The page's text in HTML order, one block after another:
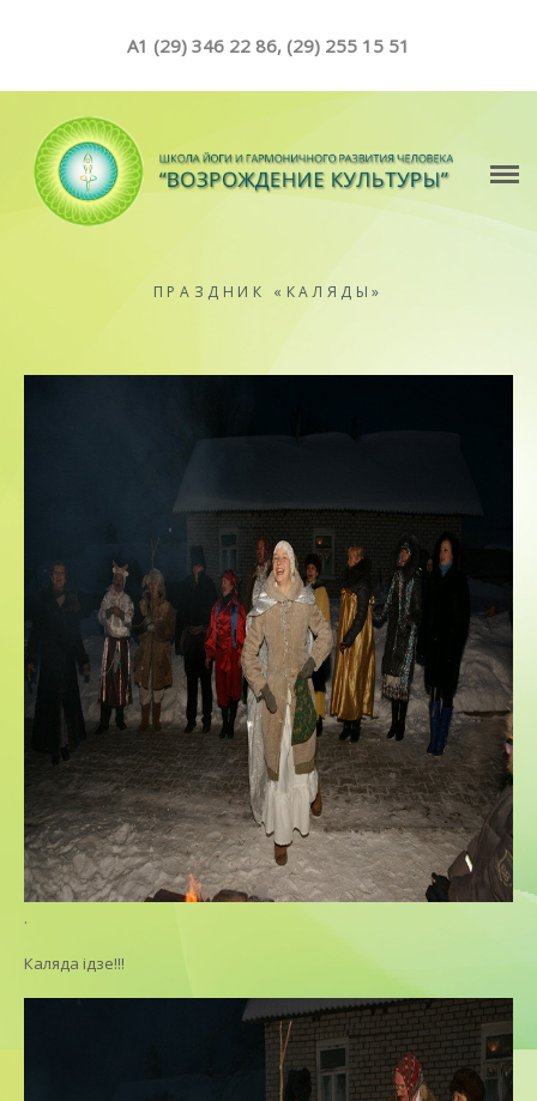
A1 (29) 346 22 86, (29) 255 15 51
О ШКОЛЕ
СОБЫТИЯ
СТОИМОСТЬ
ОТДЕЛЕНИЯ ШКОЛЫ
ФОТОГАЛЕРЕЯ
КОНТАКТЫ
ПРАЗДНИК «КАЛЯДЫ»
.
Каляда iдзе!!!